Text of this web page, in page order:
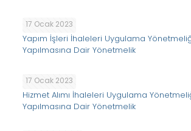
17 Ocak 2023
Yapım İşleri İhaleleri Uygulama
Yapılmasına Dair Yönetmelik
17 Ocak 2023
Hizmet Alımı İhaleleri Uygulama
Yapılmasına Dair Yönetmelik